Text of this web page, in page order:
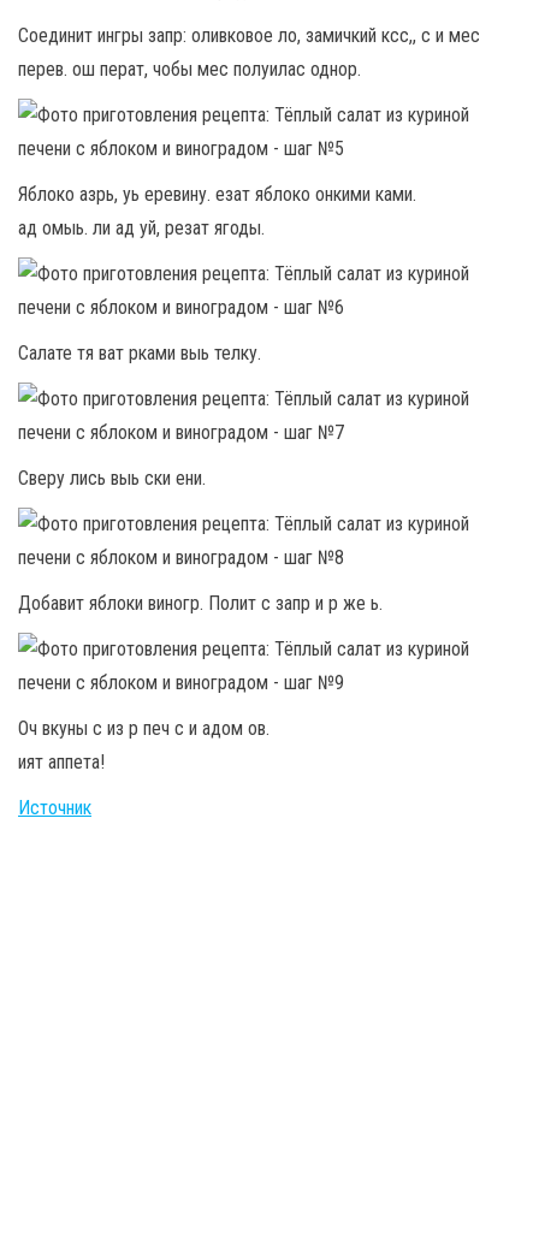
Соединит ингры запр: оливковое ло, замичкий ксс,, с и мес
перев. ош перат, чобы мес полуилас однор.
Яблоко азрь, уь еревину. езат яблоко онкими ками.
ад омыь. ли ад уй, резат ягоды.
Салате тя ват рками выь телку.
Сверу лись выь ски ени.
Добавит яблоки виногр. Полит с запр и р же ь.
Оч вкуны с из р печ с и адом ов.
ият аппета!
Источник